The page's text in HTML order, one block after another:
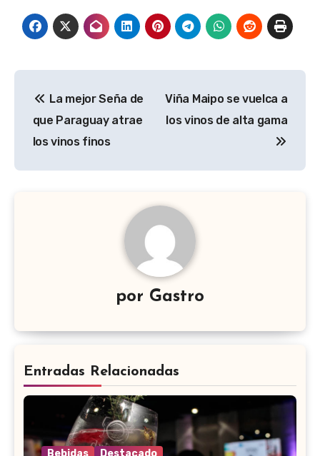
de
entradas
La mejor Seña de
que Paraguay atrae
los vinos finos
Viña Maipo se vuelca a
los vinos de alta gama
por Gastro
Entradas Relacionadas